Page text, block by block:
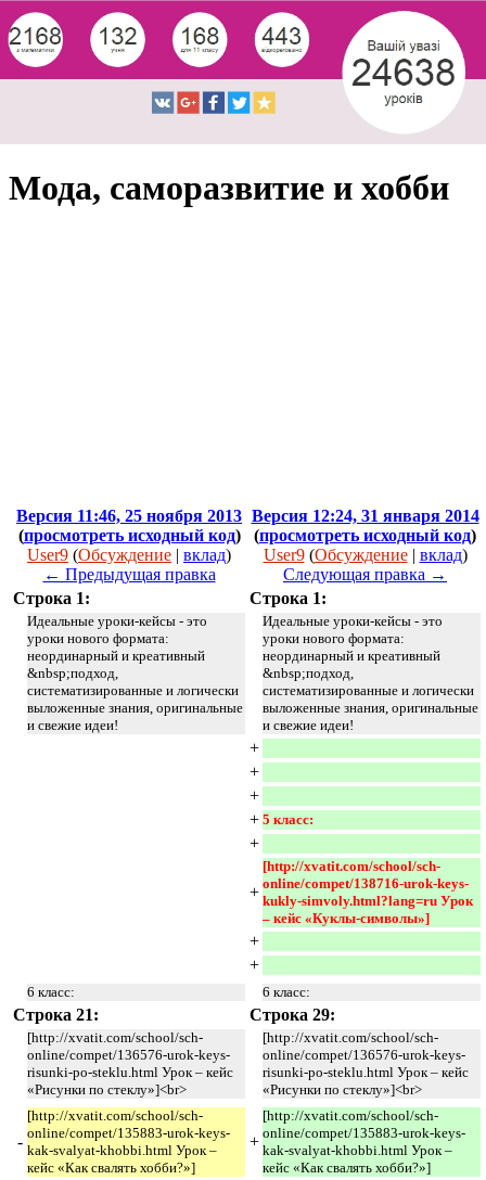
Мода, саморазвитие и хобби
Версия 11:46, 25 ноября 2013
(просмотреть исходный код)
User9 (Обсуждение | вклад)
← Предыдущая правка
Версия 12:24, 31 января 2014
(просмотреть исходный код)
User9 (Обсуждение| вклад)
Следующая правка →
Строка 1:
Строка 1:
Идеальные уроки-кейсы - это
уроки нового формата:
неординарный и креативный
&nbsp;подход,
систематизированные и логически
выложенные знания, оригинальные
и свежие идеи!
Идеальные уроки-кейсы - это
уроки нового формата:
неординарный и креативный
&nbsp;подход,
систематизированные и логически
выложенные знания, оригинальные
и свежие идеи!
+
+
+
+ 5 класс:
+
+
[http://xvatit.com/school/sch-
online/compet/138716-urok-keys-
kukly-simvoly.html?lang=ru Урок
– кейс «Куклы-символы»]
+
+
6 класс: 6 класс:
Строка 21: Строка 29:
[http://xvatit.com/school/sch-
online/compet/136576-urok-keys-
risunki-po-steklu.html Урок – кейс
«Рисунки по стеклу»]<br>
[http://xvatit.com/school/sch-
online/compet/136576-urok-keys-
risunki-po-steklu.html Урок – кейс
«Рисунки по стеклу»]<br>
-
[http://xvatit.com/school/sch-
online/compet/135883-urok-keys-
kak-svalyat-khobbi.html Урок –
кейс «Как свалять хобби?»]
+
[http://xvatit.com/school/sch-
online/compet/135883-urok-keys-
kak-svalyat-khobbi.html Урок –
кейс «Как свалять хобби?»]